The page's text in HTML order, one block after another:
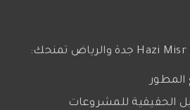
المطور
الحقيقية للمشروعات